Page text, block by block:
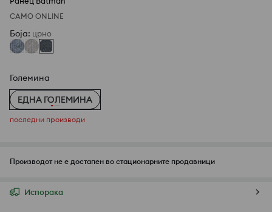
САМО ONLINE
Боја: црно
Големина
ЕДНА ГОЛЕМИНА
последни производи
Производот не е достапен во стационарните продавници
Испорака